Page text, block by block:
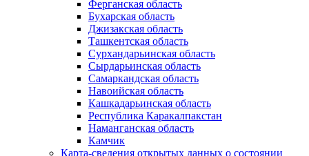
Ферганская область
Бухарская область
Джизакская область
Ташкентская область
Сурхандарьинская область
Сырдарьинская область
Самаркандская область
Навоийская область
Кашкадарьинская область
Республика Каракалпакстан
Наманганская область
Камчик
Карта-сведения открытых данных о состоянии